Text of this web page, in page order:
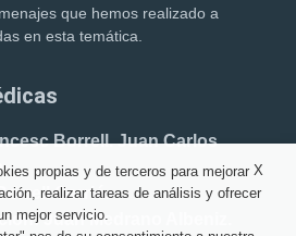
que hemos realizado a
en esta temática.
Borrell. Juan Carlos
Carrió.
Juan Medrano Albeniz.
X
propias y de terceros para mejorar
realizar tareas de análisis y ofrecer
mejor servicio.